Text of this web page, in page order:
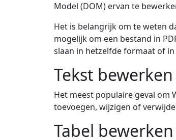
Model (DOM) ervan te
Het is belangrijk om te weten
mogelijk om een bestand in
slaan in hetzelfde formaat of
Tekst
Het meest populaire geval om
toevoegen, wijzigen of
Tabel